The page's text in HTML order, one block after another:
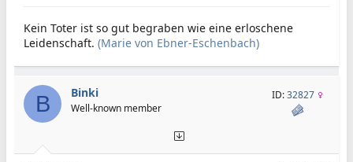
Kein Toter ist so gut begraben wie eine erloschene
Leidenschaft. (Marie von Ebner-Eschenbach)
B Binki
Well-known member
ID:32827